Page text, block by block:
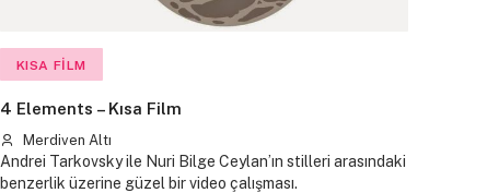
KISA FILM
4 Elements – Kısa Film
Merdiven Altı
Andrei Tarkovsky ile Nuri Bilge Ceylan’ın stilleri arasındaki
benzerlik üzerine güzel bir video çalışması.